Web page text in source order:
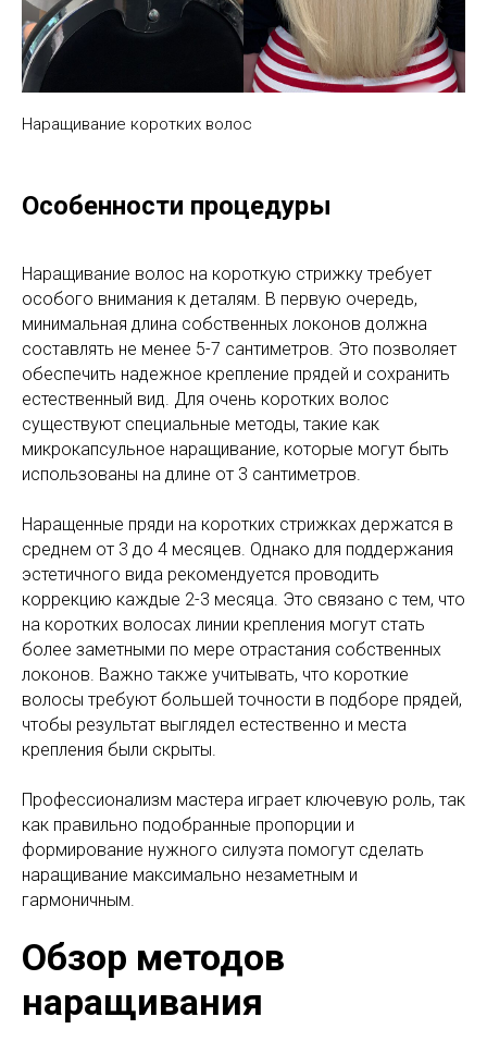
Наращивание коротких волос
Особенности процедуры
Наращивание волос на короткую стрижку требует
особого внимания к деталям. В первую очередь,
минимальная длина собственных локонов должна
составлять не менее 5-7 сантиметров. Это позволяет
обеспечить надежное крепление прядей и сохранить
естественный вид. Для очень коротких волос
существуют специальные методы, такие как
микрокапсульное наращивание, которые могут быть
использованы на длине от 3 сантиметров.
Наращенные пряди на коротких стрижках держатся в
среднем от 3 до 4 месяцев. Однако для поддержания
эстетичного вида рекомендуется проводить
коррекцию каждые 2-3 месяца. Это связано с тем, что
на коротких волосах линии крепления могут стать
более заметными по мере отрастания собственных
локонов. Важно также учитывать, что короткие
волосы требуют большей точности в подборе прядей,
чтобы результат выглядел естественно и места
крепления были скрыты.
Профессионализм мастера играет ключевую роль, так
как правильно подобранные пропорции и
формирование нужного силуэта помогут сделать
наращивание максимально незаметным и
гармоничным.
Обзор методов
наращивания